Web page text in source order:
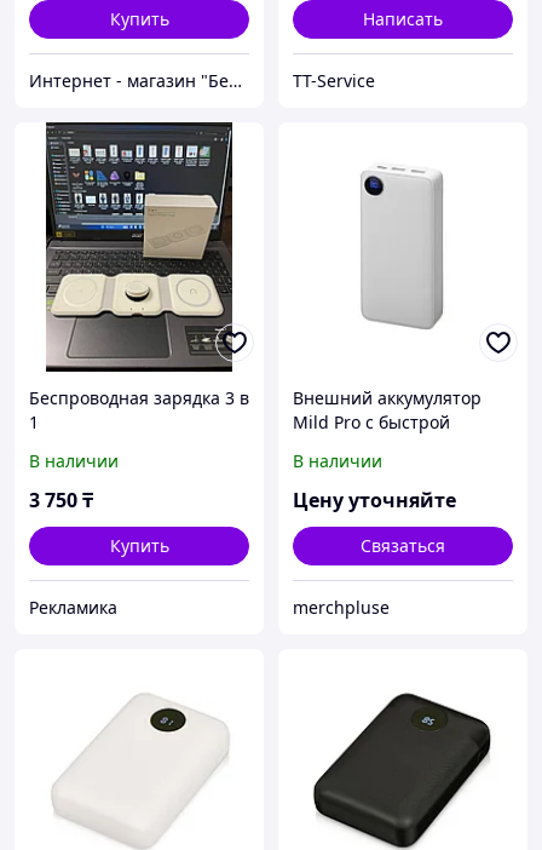
Купить
Интернет - магазин "Безопасный Дом"
Написать
TT-Service
Беспроводная зарядка 3 в
1
В наличии
3 750₸
Купить
Рекламика
Внешний аккумулятор
Mild Pro c быстрой
mAh, белый
В наличии
Цену уточняйте
Связаться
merchpluse